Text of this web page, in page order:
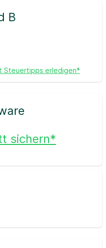
B
Steuertipps erledigen*
sichern*